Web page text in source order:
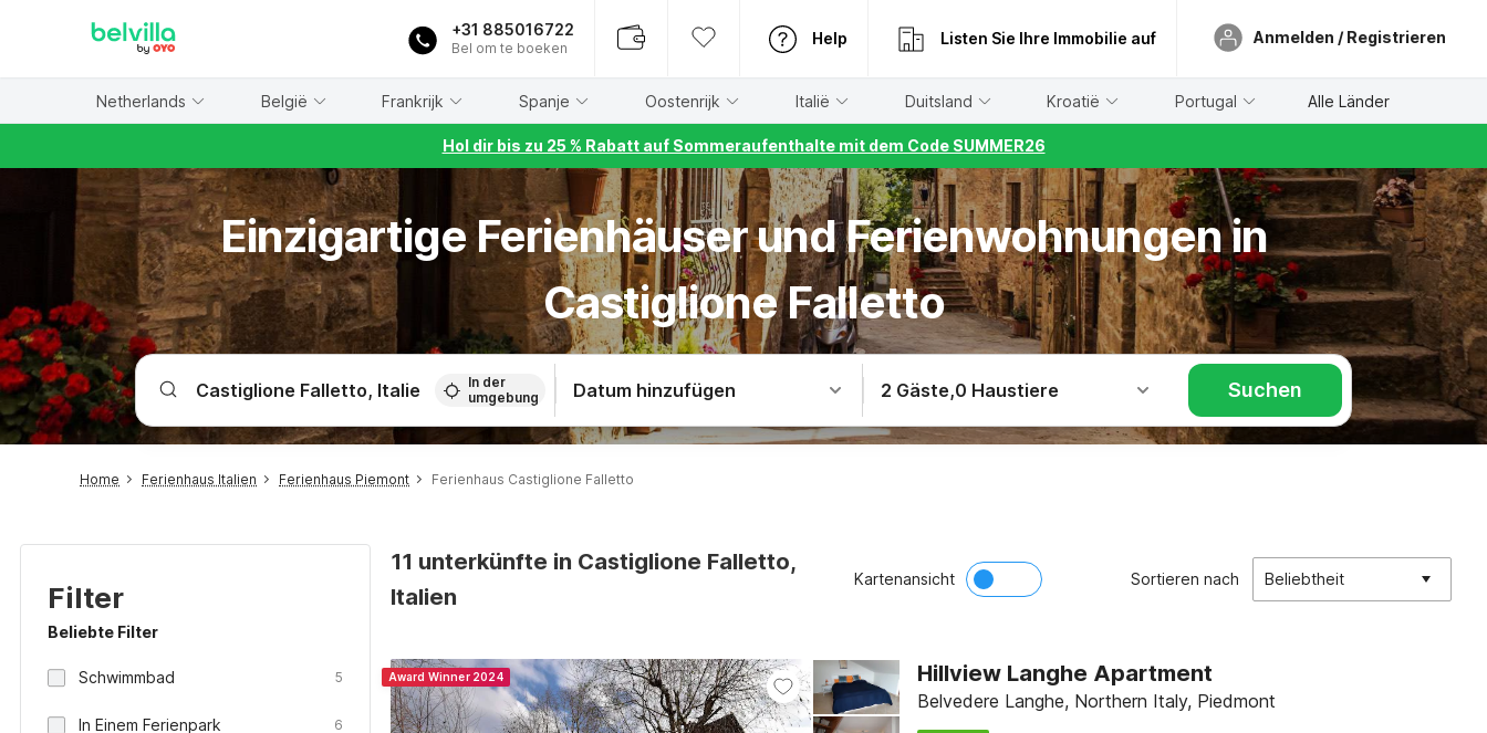
+31 885016722
Bel om te boeken
Help Listen Sie Ihre Immobilie auf Anmelden / Registrieren
Netherlands België Frankrijk Spanje Oostenrijk Italië Duitsland Kroatië Portugal Alle Länder
Hol dir bis zu 25 % Rabatt auf Sommeraufenthalte mit dem Code SUMMER26
Einzigartige Ferienhäuser und Ferienwohnungen in
Castiglione Falletto
In der
umgebung
Datum hinzufügen 2 Gäste,0 Haustiere Suchen
Home Ferienhaus Italien Ferienhaus Piemont Ferienhaus Castiglione Falletto
Filter
Beliebte Filter
Schwimmbad 5
In Einem Ferienpark 6
11 unterkünfte in Castiglione Falletto,
Italien
Kartenansicht Sortieren nach Beliebtheit
Award Winner 2024 Hillview Langhe Apartment
Belvedere Langhe, Northern Italy, Piedmont